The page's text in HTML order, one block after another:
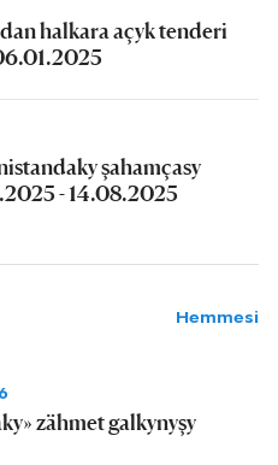
halkara açyk tenderi
şahamçasy
- 14.08.2025
Hemmesi
zähmet galkynyşy